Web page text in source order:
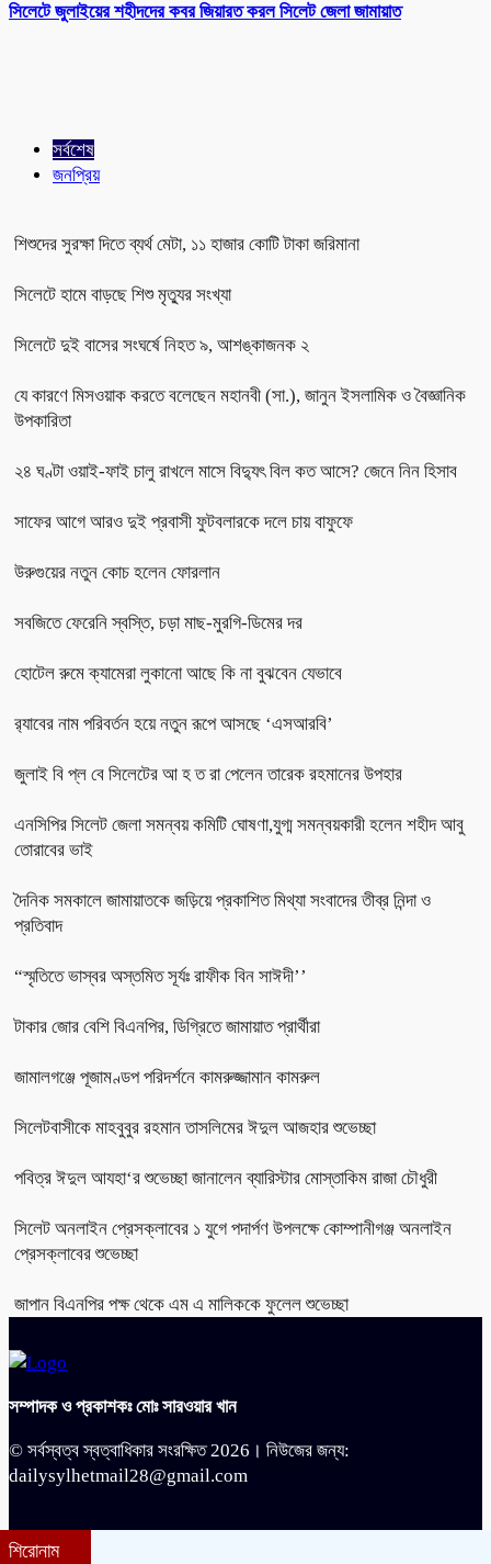
সিলেটে জুলাইয়ের শহীদদের কবর জিয়ারত করল সিলেট জেলা জামায়াত
সর্বশেষ
জনপ্রিয়
শিশুদের সুরক্ষা দিতে ব্যর্থ মেটা, ১১ হাজার কোটি টাকা জরিমানা
সিলেটে হামে বাড়ছে শিশু মৃত্যুর সংখ্যা
সিলেটে দুই বাসের সংঘর্ষে নিহত ৯, আশঙ্কাজনক ২
যে কারণে মিসওয়াক করতে বলেছেন মহানবী (সা.), জানুন ইসলামিক ও বৈজ্ঞানিক
উপকারিতা
২৪ ঘণ্টা ওয়াই-ফাই চালু রাখলে মাসে বিদ্যুৎ বিল কত আসে? জেনে নিন হিসাব
সাফের আগে আরও দুই প্রবাসী ফুটবলারকে দলে চায় বাফুফে
উরুগুয়ের নতুন কোচ হলেন ফোরলান
সবজিতে ফেরেনি স্বস্তি, চড়া মাছ-মুরগি-ডিমের দর
হোটেল রুমে ক্যামেরা লুকানো আছে কি না বুঝবেন যেভাবে
র‌্যাবের নাম পরিবর্তন হয়ে নতুন রূপে আসছে ‘এসআরবি’
জুলাই বি প্ল বে সিলেটের আ হ ত রা পেলেন তারেক রহমানের উপহার
এনসিপির সিলেট জেলা সমন্বয় কমিটি ঘোষণা,যুগ্ম সমন্বয়কারী হলেন শহীদ আবু
তোরাবের ভাই
দৈনিক সমকালে জামায়াতকে জড়িয়ে প্রকাশিত মিথ্যা সংবাদের তীব্র নিন্দা ও
প্রতিবাদ
“স্মৃতিতে ভাস্বর অস্তমিত সূর্যঃ রাফীক বিন সাঈদী’’
টাকার জোর বেশি বিএনপির, ডিগ্রিতে জামায়াত প্রার্থীরা
জামালগঞ্জে পূজামণ্ডপ পরিদর্শনে কামরুজ্জামান কামরুল
সিলেটবাসীকে মাহবুবুর রহমান তাসলিমের ঈদুল আজহার শুভেচ্ছা
পবিত্র ঈদুল আযহা‘র শুভেচ্ছা জানালেন ব্যারিস্টার মোস্তাকিম রাজা চৌধুরী
সিলেট অনলাইন প্রেসক্লাবের ১ যুগে পদার্পণ উপলক্ষে কোম্পানীগঞ্জ অনলাইন
প্রেসক্লাবের শুভেচ্ছা
জাপান বিএনপির পক্ষ থেকে এম এ মালিককে ফুলেল শুভেচ্ছা
সম্পাদক ও প্রকাশকঃ মোঃ সারওয়ার খান
© সর্বস্বত্ব স্বত্বাধিকার সংরক্ষিত 2026। নিউজের জন্য:
dailysylhetmail28@gmail.com
শিরোনাম
bdit.com.bd